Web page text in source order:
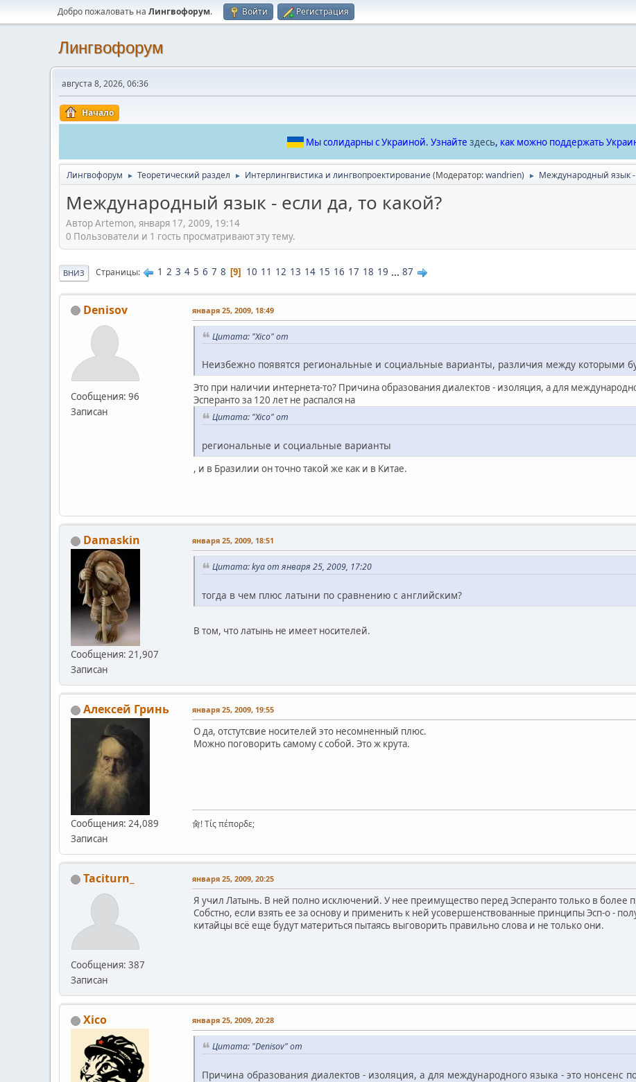
Добро пожаловать на Лингвофорум. Войти Регистрация
Лингвофорум
августа 8, 2026, 06:36
Начало
Мы солидарны с Украиной. Узнайте здесь, как можно поддержать
Лингвофорум ► Теоретический раздел ► Интерлингвистика и лингвопроектирование(Модератор:wandrien) ► Международный язык -
Международный язык - если да, то какой?
Автор Artemon, января 17, 2009, 19:14
0 Пользователи и 1 гость просматривают эту тему.
ВНИЗ Страницы 1 2 3 4 5 6 7 8 9 10 11 12 13 14 15 16 17 18 19 ... 87
Denisov
Сообщения: 96
Записан
января 25, 2009, 18:49
Цитата: "Xico" от
Неизбежно появятся региональные и социальные варианты, различия между которыми
Это при наличии интернета-то? Причина образования диалектов - изоляция, а для
Эсперанто за 120 лет не распался на
Цитата: "Xico" от
региональные и социальные варианты
, и в Бразилии он точно такой же как и в Китае.
Damaskin
Сообщения: 21,907
Записан
января 25, 2009, 18:51
Цитата: kya от января 25, 2009, 17:20
тогда в чем плюс латыни по сравнению с английским?
В том, что латынь не имеет носителей.
Алексей Гринь
Сообщения: 24,089
Записан
января 25, 2009, 19:55
О да, отстутсвие носителей это несомненный плюс.
Можно поговорить самому с собой. Это ж крута.
肏! Τίς πέπορδε;
Taciturn_
Сообщения: 387
Записан
января 25, 2009, 20:25
Я учил Латынь. В ней полно исключений. У нее преимущество перед Эсперанто только в более
Собстно, если взять ее за основу и применить к ней усовершенствованные принципы Эсп-о -
китайцы всё еще будут материться пытаясь выговорить правильно слова и не только они.
Xico января 25, 2009, 20:28
Цитата: "Denisov" от
Причина образования диалектов - изоляция, а для международного языка - это нонсенс